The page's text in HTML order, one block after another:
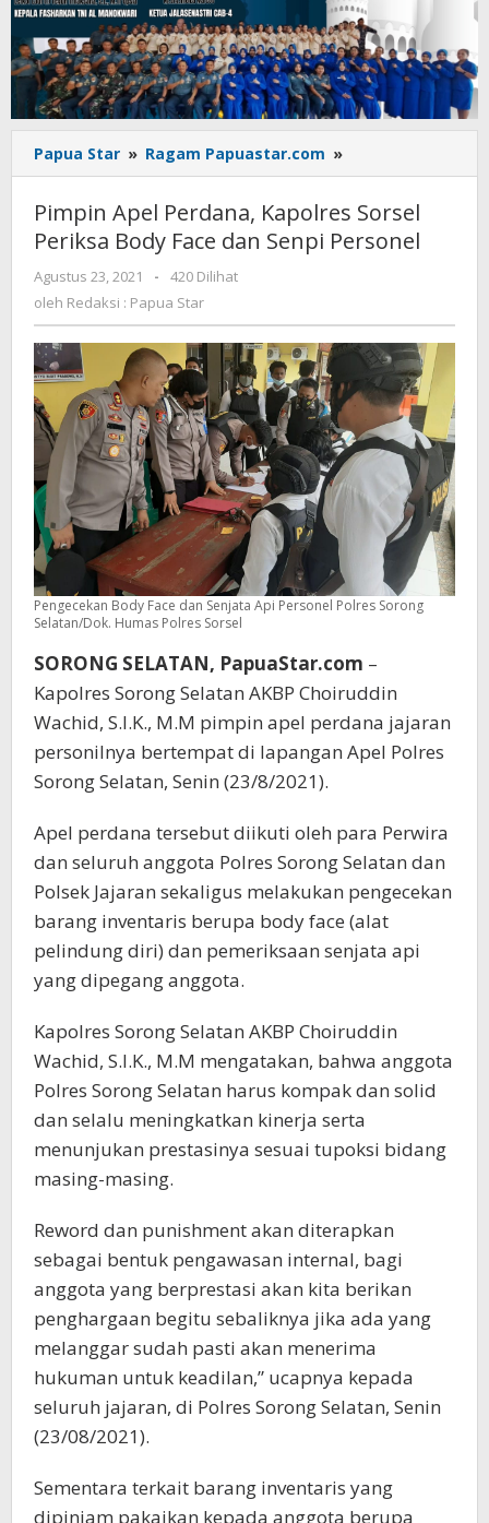
Papua Star » Ragam Papuastar.com »
Apel
Kapolres
Sorsel
Senpi
Personel
Pimpin Apel Perdana, Kapolres Sorsel
Periksa Body Face dan Senpi Personel
Agustus 23, 2021
oleh
Redaksi
Star
-
420 Dilihat
oleh Redaksi : Papua Star
Pengecekan Body Face dan Senjata Api Personel Polres Sorong
Selatan/Dok. Humas Polres Sorsel
SORONG SELATAN, PapuaStar.com –
Kapolres Sorong Selatan AKBP Choiruddin
Wachid, S.I.K., M.M pimpin apel perdana jajaran
personilnya bertempat di lapangan Apel Polres
Sorong Selatan, Senin (23/8/2021).
Apel perdana tersebut diikuti oleh para Perwira
dan seluruh anggota Polres Sorong Selatan dan
Polsek Jajaran sekaligus melakukan pengecekan
barang inventaris berupa body face (alat
pelindung diri) dan pemeriksaan senjata api
yang dipegang anggota.
Kapolres Sorong Selatan AKBP Choiruddin
Wachid, S.I.K., M.M mengatakan, bahwa anggota
Polres Sorong Selatan harus kompak dan solid
dan selalu meningkatkan kinerja serta
menunjukan prestasinya sesuai tupoksi bidang
masing-masing.
Reword dan punishment akan diterapkan
sebagai bentuk pengawasan internal, bagi
anggota yang berprestasi akan kita berikan
penghargaan begitu sebaliknya jika ada yang
melanggar sudah pasti akan menerima
hukuman untuk keadilan,” ucapnya kepada
seluruh jajaran, di Polres Sorong Selatan, Senin
(23/08/2021).
Sementara terkait barang inventaris yang
dipinjam pakaikan kepada anggota berupa